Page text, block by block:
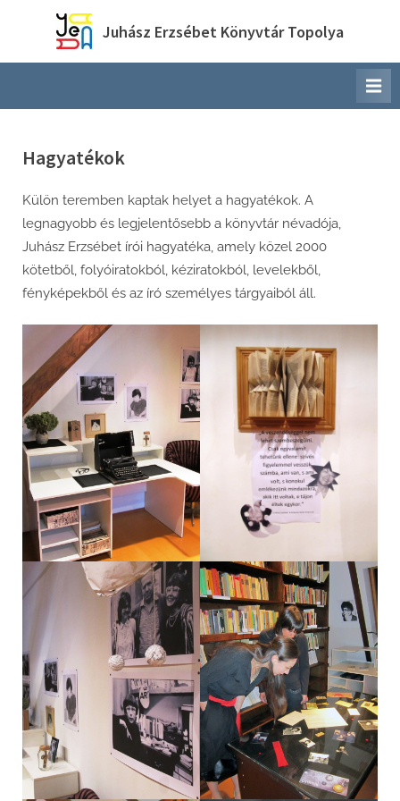
Juhász Erzsébet Könyvtár Topolya
Hagyatékok
Külön teremben kaptak helyet a hagyatékok. A
legnagyobb és legjelentősebb a könyvtár névadója,
Juhász Erzsébet írói hagyatéka, amely közel 2000
kötetből, folyóiratokból, kéziratokból, levelekből,
fényképekből és az író személyes tárgyaiból áll.